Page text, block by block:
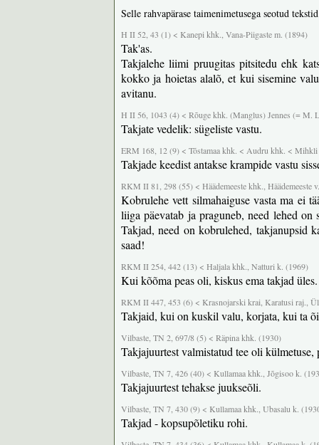
Selle rahvapärase taimenimetusega seotud
H II 52, 43 (1) < Kanepi khk., Vana-Piigaste m. (1894)
Tak'as.
Takjalehe liimi pruugitas pitsitedu ehk
kokko ja hoietas alalõ, et kui sisemine
avitanu.
H II 56, 1043 (4) < Rõuge khk. (Manglus) Jennes (= M.
Takjate vedelik: sügeliste vastu.
ERM 168, 12 (9) < Tõstamaa khk. < Audru khk. <
Takjade keedist antakse krampide vastu
RKM II 81, 298 (55) < Häädemeeste khk., Häädemeeste
Kobrulehe vett silmahaiguse vasta ma ei
liiga päevatab ja praguneb, need lehed
Takjad, need on kobrulehed, takjanupsid
saad!
RKM II 254, 442 (13) < Haljala khk., Natturi k. (1969)
Kui kõõma peas oli, kiskus ema takjad
RKM II 447, 453 (6) < Krasnojarski krai, Karatusi raj.,
Takjaid, kui on kuskil valu, korjata, kui ta
Vilbaste, TN 2, 697/8 (5) < Räpina khk. (1930)
Takjajuurtest valmistatud tee oli külmetuse,
Vilbaste, TN 7, 426 (40) < Kullamaa khk., Jõgisoo k.
Takjajuurtest tehakse juukseõli.
Vilbaste, TN 7, 430 (9) < Kullamaa khk., Ubasalu k.
Takjad - kopsupõletiku rohi.